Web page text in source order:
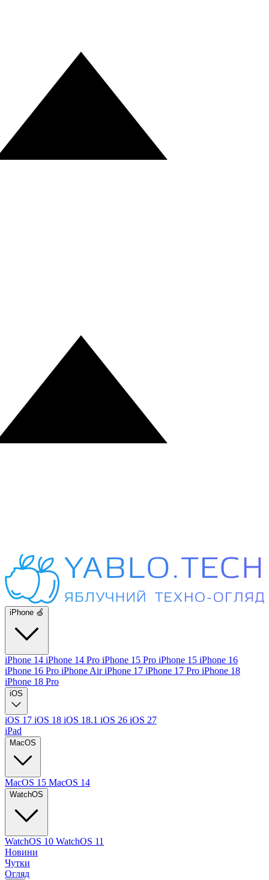
iPhone 🍏
iPhone 14 iPhone 14 Pro iPhone 15 Pro iPhone 15 iPhone 16
iPhone 16 Pro iPhone AiriPhone 17 iPhone 17 Pro iPhone 18
iPhone 18 Pro
iOS
iOS 17 iOS 18 iOS 18.1 iOS 26 iOS 27
iPad
MacOS
MacOS 15 MacOS 14
WatchOS
WatchOS 10 WatchOS 11
Новини
Чутки
Огляд